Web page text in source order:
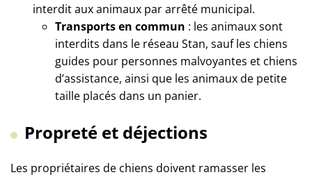
interdit aux animaux par arrêté municipal.
Transports en commun : les animaux sont
interdits dans le réseau Stan, sauf les chiens
guides pour personnes malvoyantes et chiens
d’assistance, ainsi que les animaux de petite
taille placés dans un panier.
Propreté et déjections
Les propriétaires de chiens doivent ramasser les